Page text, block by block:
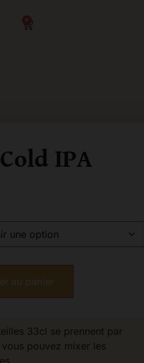
0
IPA
au panier
33cl se prennent par
vous pouvez mixer les